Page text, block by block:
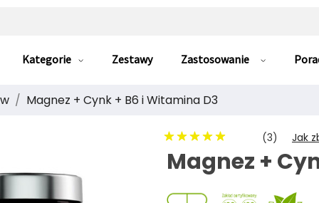
Kategorie Zestawy Zastosowanie
Magnez + Cynk + B6 i Witamina D3
(3) Jak
Magnez +